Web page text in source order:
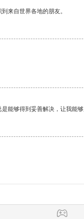
来自世界各地的朋友。
能够得到妥善解决，让我能够